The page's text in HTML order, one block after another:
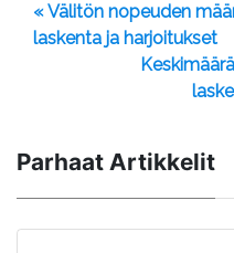
« Välitön nopeuden
laskenta ja harjoitukset
Parhaat Artikkelit